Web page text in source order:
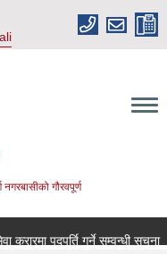
गौरवपूर्ण
करारमा पदपूर्ति गर्ने सम्वन्धी सूचना